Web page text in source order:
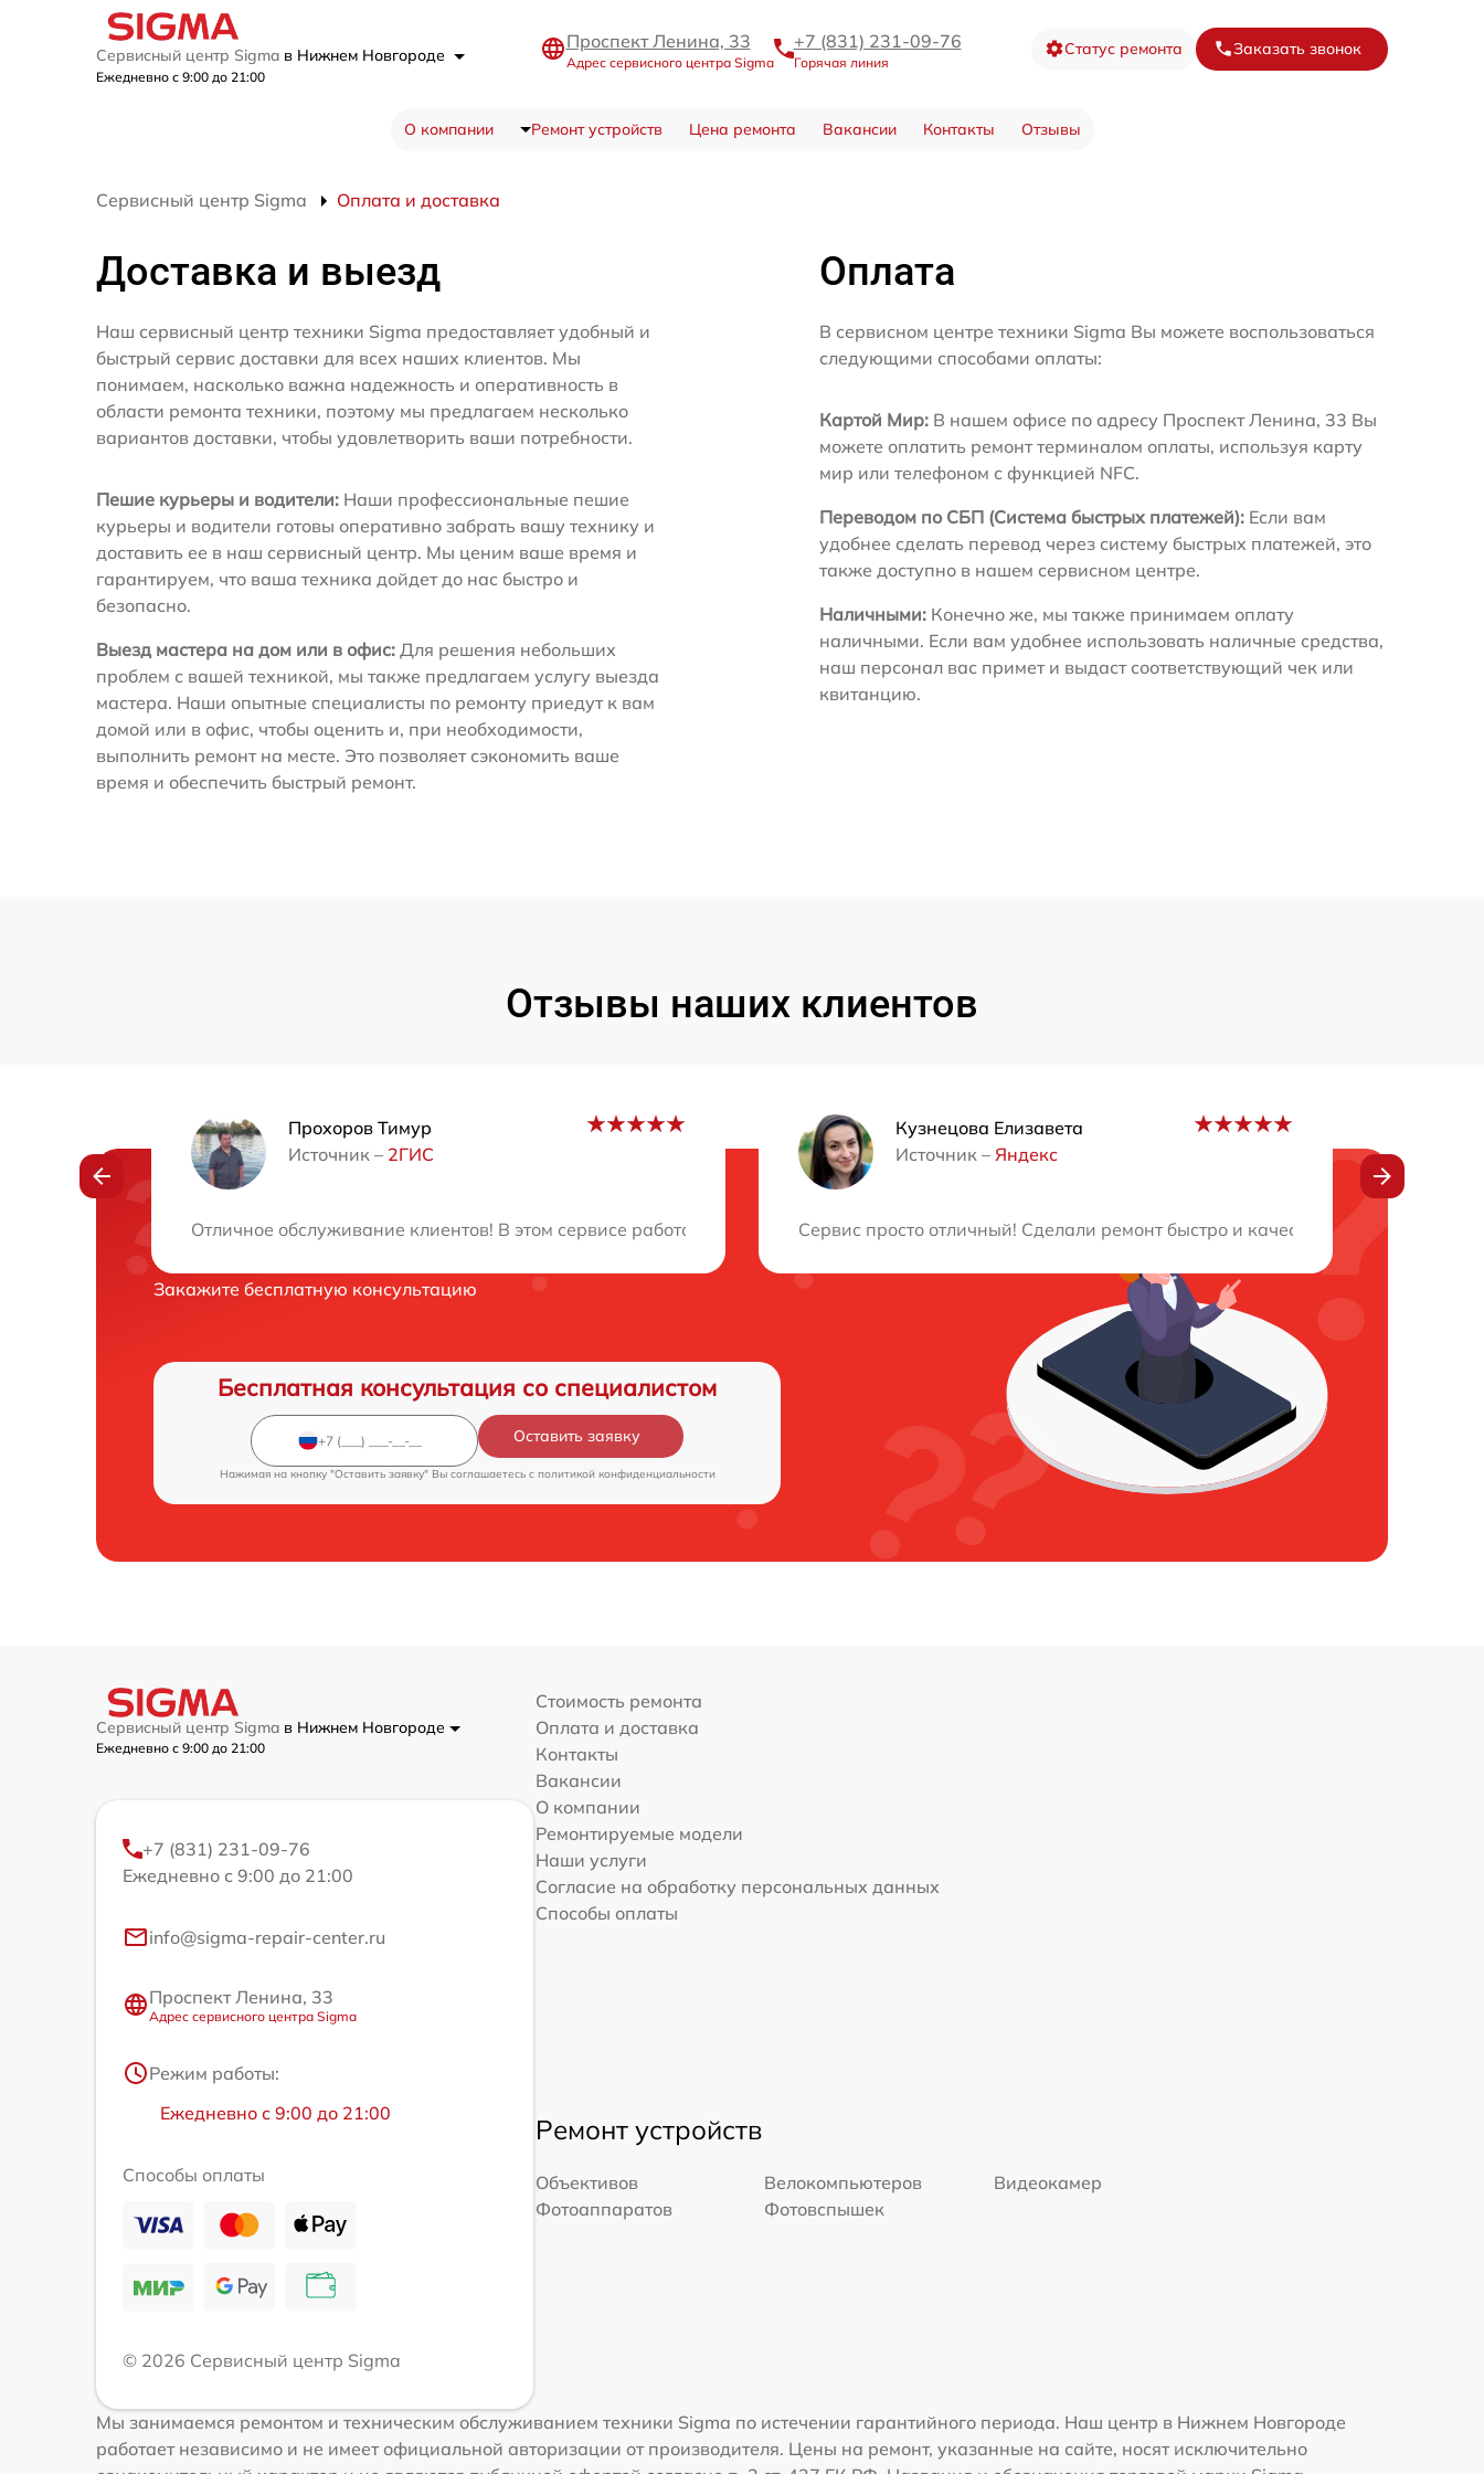
Сервисный центр Sigma в Нижнем Новгороде
Ежедневно с 9:00 до 21:00
Проспект Ленина, 33
Адрес сервисного центра Sigma
+7 (831) 231-09-76
Горячая линия
Статус ремонта Заказать звонок
О компании Ремонт устройств Цена ремонта Вакансии Контакты Отзывы
Сервисный центр Sigma Оплата и доставка
Доставка и выезд
Наш сервисный центр техники Sigma предоставляет удобный и
быстрый сервис доставки для всех наших клиентов. Мы
понимаем, насколько важна надежность и оперативность в
области ремонта техники, поэтому мы предлагаем несколько
вариантов доставки, чтобы удовлетворить ваши потребности.
Пешие курьеры и водители: Наши профессиональные пешие
курьеры и водители готовы оперативно забрать вашу технику и
доставить ее в наш сервисный центр. Мы ценим ваше время и
гарантируем, что ваша техника дойдет до нас быстро и
безопасно.
Выезд мастера на дом или в офис: Для решения небольших
проблем с вашей техникой, мы также предлагаем услугу выезда
мастера. Наши опытные специалисты по ремонту приедут к вам
домой или в офис, чтобы оценить и, при необходимости,
выполнить ремонт на месте. Это позволяет сэкономить ваше
время и обеспечить быстрый ремонт.
Оплата
В сервисном центре техники Sigma Вы можете воспользоваться
следующими способами оплаты:
Картой Мир: В нашем офисе по адресу Проспект Ленина, 33 Вы
можете оплатить ремонт терминалом оплаты, используя карту
мир или телефоном с функцией NFC.
Переводом по СБП (Система быстрых платежей): Если вам
удобнее сделать перевод через систему быстрых платежей, это
также доступно в нашем сервисном центре.
Наличными: Конечно же, мы также принимаем оплату
наличными. Если вам удобнее использовать наличные средства,
наш персонал вас примет и выдаст соответствующий чек или
квитанцию.
Отзывы наших клиентов
Прохоров Тимур
Источник – 2ГИС
Отличное обслуживание клиентов! В этом сервисе работают профессионалы своего дела. Они не только оперативно восстановили мой смартфон,
Кузнецова Елизавета
Источник – Яндекс
Сервис просто отличный! Сделали ремонт быстро и качественно, цены
Нужна консультация?
Закажите бесплатную консультацию
Бесплатная консультация со специалистом
Оставить заявку
Нажимая на кнопку "Оставить заявку" Вы соглашаетесь c политикой конфиденциальности
Сервисный центр Sigma в Нижнем Новгороде
Ежедневно с 9:00 до 21:00
+7 (831) 231-09-76
Ежедневно с 9:00 до 21:00
info@sigma-repair-center.ru
Проспект Ленина, 33
Адрес сервисного центра Sigma
Режим работы:
Ежедневно с 9:00 до 21:00
Способы оплаты
© 2026 Сервисный центр Sigma
Стоимость ремонта
Оплата и доставка
Контакты
Вакансии
О компании
Ремонтируемые модели
Наши услуги
Согласие на обработку персональных данных
Способы оплаты
Ремонт устройств
Объективов Велокомпьютеров
Видеокамер
Фотоаппаратов
Фотовспышек
Мы занимаемся ремонтом и техническим обслуживанием техники Sigma по истечении гарантийного периода. Наш центр в Нижнем Новгороде
работает независимо и не имеет официальной авторизации от производителя. Цены на ремонт, указанные на сайте, носят исключительно